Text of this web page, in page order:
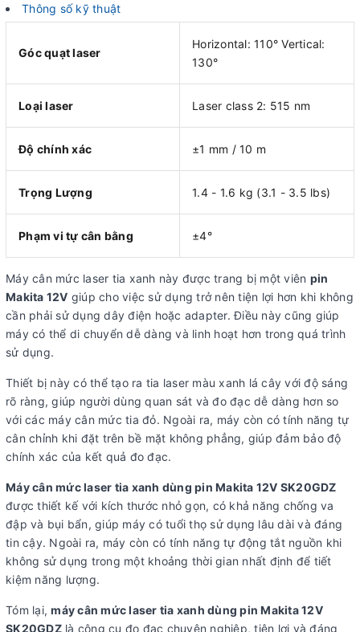
Thông số kỹ thuật
Góc quạt laser
Horizontal: 110° Vertical:
130°
Loại laser Laser class 2: 515 nm
Độ chính xác ±1 mm / 10 m
Trọng Lượng 1.4 - 1.6 kg (3.1 - 3.5 lbs)
Phạm vi tự cân bằng ±4°
Máy cân mức laser tia xanh này được trang bị một viên pin
Makita 12V giúp cho việc sử dụng trở nên tiện lợi hơn khi không
cần phải sử dụng dây điện hoặc adapter. Điều này cũng giúp
máy có thể di chuyển dễ dàng và linh hoạt hơn trong quá trình
sử dụng.
Thiết bị này có thể tạo ra tia laser màu xanh lá cây với độ sáng
rõ ràng, giúp người dùng quan sát và đo đạc dễ dàng hơn so
với các máy cân mức tia đỏ. Ngoài ra, máy còn có tính năng tự
cân chỉnh khi đặt trên bề mặt không phẳng, giúp đảm bảo độ
chính xác của kết quả đo đạc.
Máy cân mức laser tia xanh dùng pin Makita 12V SK20GDZ
được thiết kế với kích thước nhỏ gọn, có khả năng chống va
đập và bụi bẩn, giúp máy có tuổi thọ sử dụng lâu dài và đáng
tin cậy. Ngoài ra, máy còn có tính năng tự động tắt nguồn khi
không sử dụng trong một khoảng thời gian nhất định để tiết
kiệm năng lượng.
Tóm lại,máy cân mức laser tia xanh dùng pin Makita 12V
SK20GDZlà công cụ đo đạc chuyên nghiệp, tiện lợi và đáng